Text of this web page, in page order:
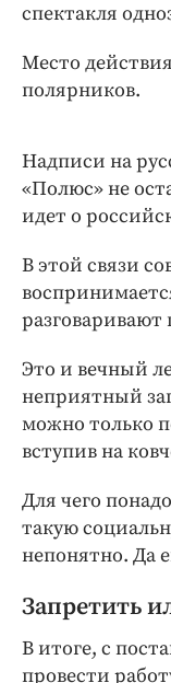
спектакля
Место
полярников.
Надписи на
«Полюс» не
идет о
В этой связи
Это и вечный
неприятный
можно только
вступив на
Для чего
такую
непонятно. Да
Запретить
В итоге, с
провести